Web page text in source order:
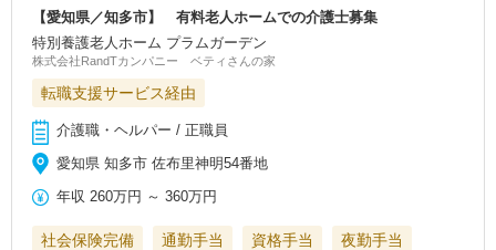
【愛知県／知多市】 有料老人ホームでの介護士募集
特別養護老人ホーム プラムガーデン
株式会社RandTカンパニー ベティさんの家
転職支援サービス経由
介護職・ヘルパー / 正職員
愛知県 知多市 佐布里神明54番地
年収 260万円 ～360万円
社会保険完備 通勤手当 資格手当
夜勤手当